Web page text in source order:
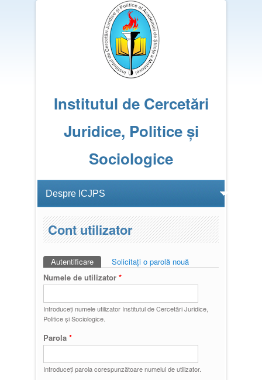
Institutul de Cercetări
Juridice, Politice și
Sociologice
Cont utilizator
Taburi primare
Autentificare(tab activ)Solicitaţi o parolă nouă
Numele de utilizator *
Introduceţi numele utilizator Institutul de Cercetări Juridice,
Politice și Sociologice.
Parola *
Introduceţi parola corespunzătoare numelui de utilizator.